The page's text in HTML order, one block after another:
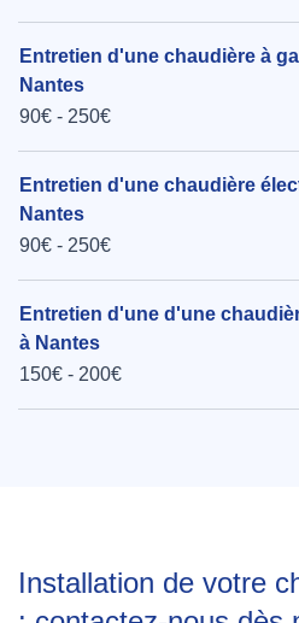
Entretien d'une chaudière à
Nantes
90€ - 250€
Entretien d'une chaudière
Nantes
90€ - 250€
Entretien d'une d'une
à Nantes
150€ - 200€
Installation de votre